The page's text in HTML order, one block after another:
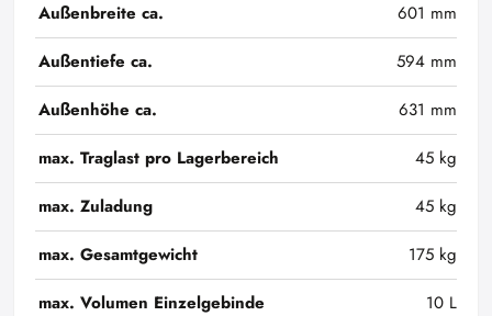
Außenbreite ca.
601 mm
Außentiefe ca.
594 mm
Außenhöhe ca.
631 mm
max. Traglast pro Lagerbereich
45 kg
max. Zuladung
45 kg
max. Gesamtgewicht
175 kg
max. Volumen Einzelgebinde
10 L